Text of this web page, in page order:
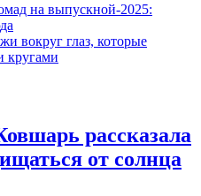
на выпускной-2025:
вокруг глаз, которые
кругами
рассказала
от солнца